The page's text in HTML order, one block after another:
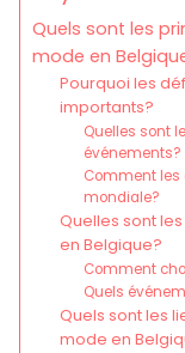
Quels sont les
mode en
Pourquoi les
importants?
Quelles sont
événements?
Comment les
mondiale?
Quelles sont
en Belgique?
Comment
Quels
Quels sont les
mode en